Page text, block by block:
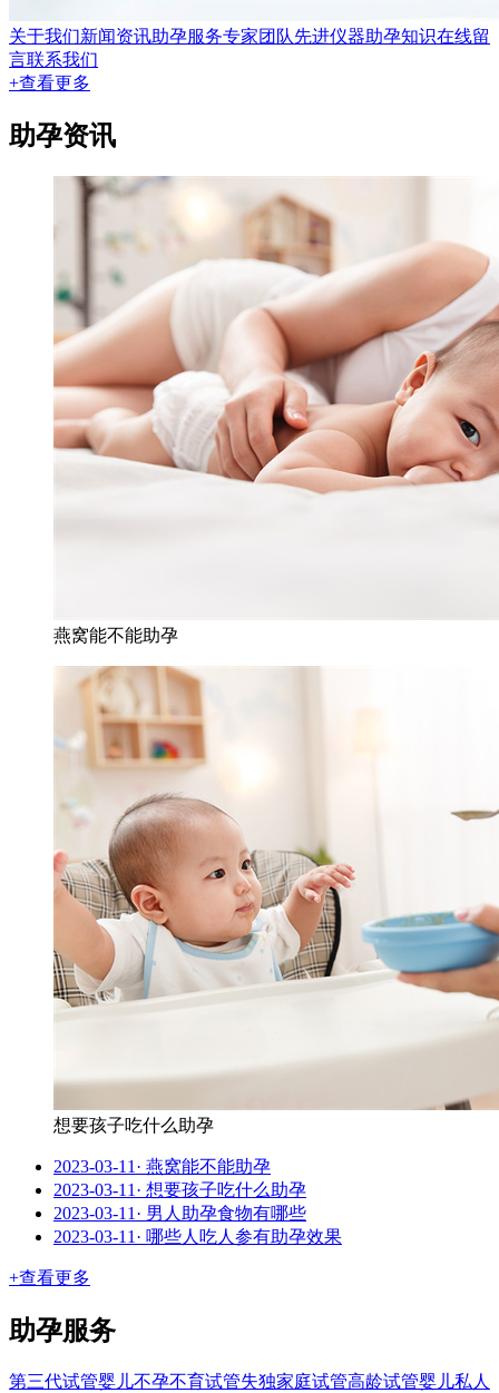
关于我们新闻资讯助孕服务专家团队先进仪器助孕知识在线留
言联系我们
+查看更多
助孕资讯
燕窝能不能助孕
想要孩子吃什么助孕
2023-03-11 · 燕窝能不能助孕
2023-03-11 · 想要孩子吃什么助孕
2023-03-11 · 男人助孕食物有哪些
2023-03-11 · 哪些人吃人参有助孕效果
+查看更多
助孕服务
第三代试管婴儿不孕不育试管失独家庭试管高龄试管婴儿私人